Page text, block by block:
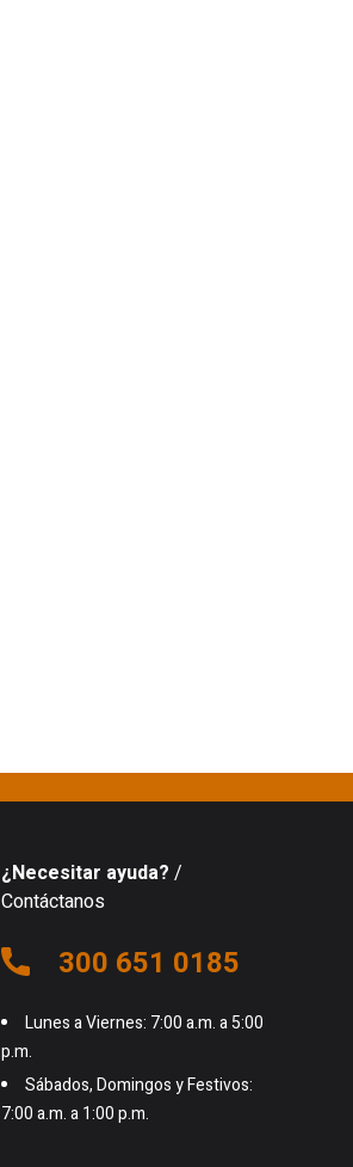
¿Necesitar ayuda? /
Contáctanos
300 651 0185
Lunes a Viernes: 7:00 a.m. a 5:00
p.m.
Sábados, Domingos y Festivos:
7:00 a.m. a 1:00 p.m.